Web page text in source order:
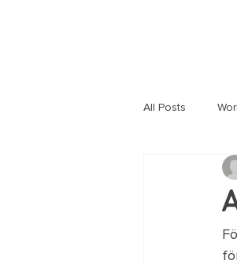
All Posts
Information